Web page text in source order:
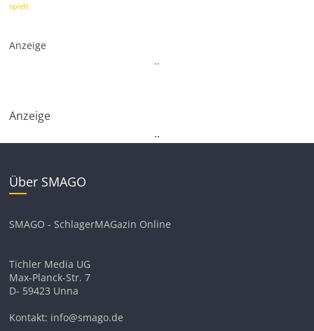
spielt
Anzeige
..
Anzeige
..
Über SMAGO
SMAGO - SchlagerMAGazin Online
Tichler Media UG
Max-Planck-Str. 7
D- 59423 Unna
Kontakt: info@smago.de